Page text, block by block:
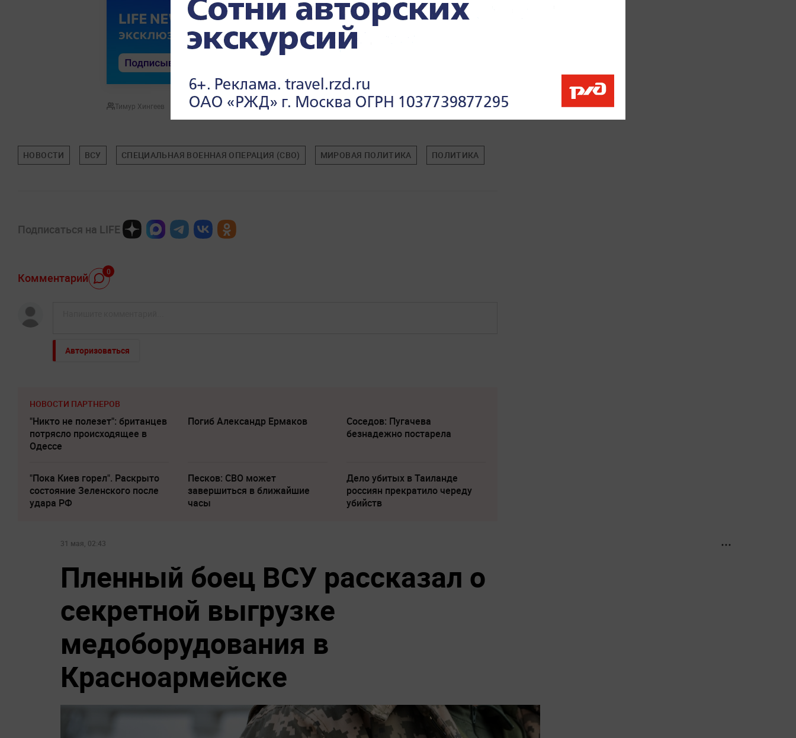
Тимур Хингеев
НОВОСТИ ВСУ СПЕЦИАЛЬНАЯ ВОЕННАЯ ОПЕРАЦИЯ (СВО) МИРОВАЯ ПОЛИТИКА ПОЛИТИКА
Подписаться на LIFE
Комментарий 0
Авторизоваться
НОВОСТИ ПАРТНЕРОВ
"Никто не полезет": британцев
потрясло происходящее в
Одессе
Погиб Александр Ермаков
Соседов: Пугачева
безнадежно постарела
"Пока Киев горел". Раскрыто
состояние Зеленского после
удара РФ
Песков: СВО может
завершиться в ближайшие
часы
Дело убитых в Таиланде
россиян прекратило череду
убийств
31 мая, 02:43
Пленный боец ВСУ рассказал о
секретной выгрузке
медоборудования в
Красноармейске